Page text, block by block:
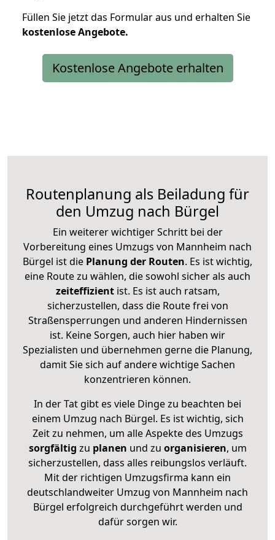
Füllen Sie jetzt das Formular aus und erhalten Sie
kostenloseAngebote.
Kostenlose Angebote erhalten
Routenplanung als Beiladung für
den Umzug nach Bürgel
Ein weiterer wichtiger Schritt bei der
Vorbereitung eines Umzugs von Mannheim nach
Bürgel ist die Planung der Routen. Es ist wichtig,
eine Route zu wählen, die sowohl sicher als auch
zeiteffizientist. Es ist auch ratsam,
sicherzustellen, dass die Route frei von
Straßensperrungen und anderen Hindernissen
ist. Keine Sorgen, auch hier haben wir
Spezialisten und übernehmen gerne die Planung,
damit Sie sich auf andere wichtige Sachen
konzentrieren können.
In der Tat gibt es viele Dinge zu beachten bei
einem Umzug nach Bürgel. Es ist wichtig, sich
Zeit zu nehmen, um alle Aspekte des Umzugs
sorgfältig zu planen und zu organisieren, um
sicherzustellen, dass alles reibungslos verläuft.
Mit der richtigen Umzugsfirma kann ein
deutschlandweiter Umzug von Mannheim nach
Bürgel erfolgreich durchgeführt werden und
dafür sorgen wir.